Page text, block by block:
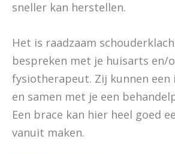
sneller kan herstellen.
Het is raadzaam
bespreken met je huisarts en/
fysiotherapeut. Zij kunnen een
en samen met je een
Een brace kan hier heel goed
vanuit maken.